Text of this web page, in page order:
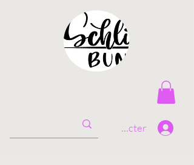
Se connecter